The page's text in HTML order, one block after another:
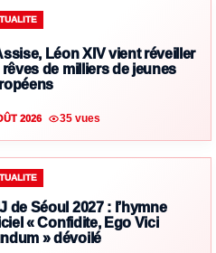
Léon XIV vient réveiller
rêves de milliers de jeunes
2026 35 vues
de Séoul 2027 : l’hymne
« Confidite, Ego Vici
» dévoilé